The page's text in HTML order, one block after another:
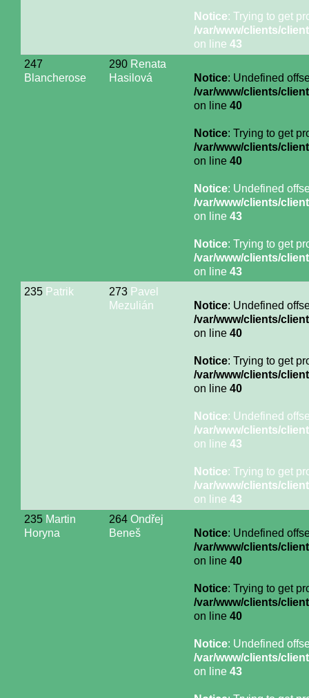
Notice: Trying to get
/var/www/clients/
on line 43
247
Blancherose
290 Renata
Hasilová
Notice: Undefined
/var/www/clients/
on line 40
Notice: Trying to get
/var/www/clients/
on line 40
Notice: Undefined
/var/www/clients/
on line 43
Notice: Trying to get
/var/www/clients/
on line 43
235 Patrik 273 Pavel
Mezulián
Notice: Undefined
/var/www/clients/
on line 40
Notice: Trying to get
/var/www/clients/
on line 40
Notice: Undefined
/var/www/clients/
on line 43
Notice: Trying to get
/var/www/clients/
on line 43
235 Martin
Horyna
264 Ondřej
Beneš
Notice: Undefined
/var/www/clients/
on line 40
Notice: Trying to get
/var/www/clients/
on line 40
Notice: Undefined
/var/www/clients/
on line 43